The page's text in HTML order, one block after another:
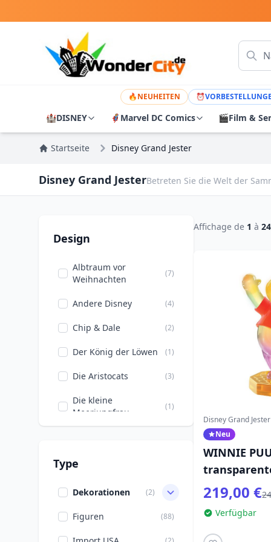
🔥NEUHEITEN ⏰
🏰DISNEY 🦸 Marvel DC Comics 🎬Film &
Startseite Disney Grand Jester
Disney Grand JesterBetreten Sie die Welt der
Design
Albtraum vor
Weihnachten
(7)
Andere Disney (4)
Chip & Dale (2)
Der König der Löwen (1)
Die Aristocats (3)
Die kleine
Meerjungfrau
(1)
Disney-Prinzessinnen (3)
Donald, Daisy, Scrooge(3)
Type
Dekorationen (2)
Figuren (88)
Affichage de 1 à 24
Disney Grand Jester
Neu
WINNIE
DISNEY
219,00 €
Verfügbar